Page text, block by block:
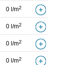
0 l/m2
0 l/m2
0 l/m2
0 l/m2